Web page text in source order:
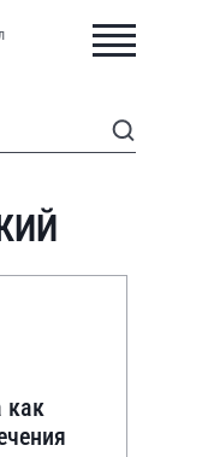
как